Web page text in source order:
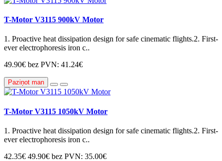
T-Motor V3115 900kV Motor
1. Proactive heat dissipation design for safe cinematic flights.2. First-
ever electrophoresis iron c..
49.90€ bez PVN: 41.24€
Paziņot man
T-Motor V3115 1050kV Motor
1. Proactive heat dissipation design for safe cinematic flights.2. First-
ever electrophoresis iron c..
42.35€ 49.90€ bez PVN: 35.00€